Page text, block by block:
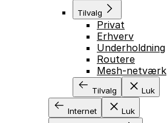
Tilvalg
Privat
Erhverv
Underholdning
Routere
Mesh-netværk
Tilvalg Luk
Internet Luk